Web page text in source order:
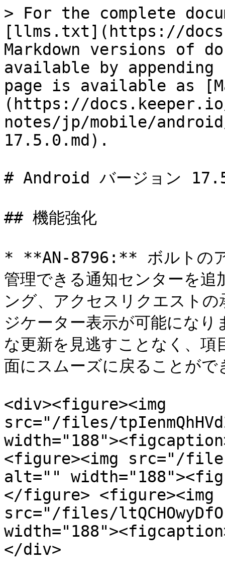
> For the complete
[llms.txt](https://
Markdown versions of
available by
page is available as
(https://
notes/jp/mobile/
17.5.0.md).
# Android バージョン
## 機能強化
* **AN-8796:** ボルトのア
管理できる通知センターを
ング、アクセスリクエスト
ジケーター表示が可能にな
な更新を見逃すことなく、
面にスムーズに戻ることがで
<div><figure><img
src="/files/
<figure><img src="/files/
alt=""
</figure> <figure><img
src="/files/
</div>